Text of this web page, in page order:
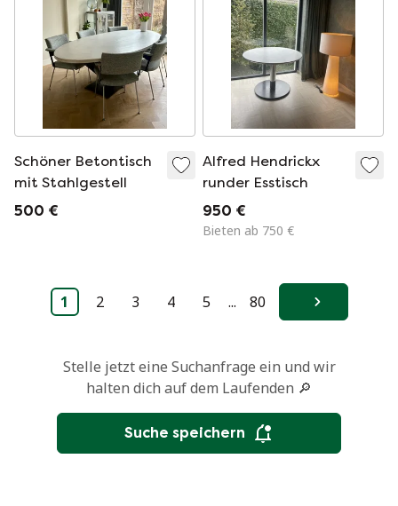
Schöner Betontisch
mit Stahlgestell
500 €
Alfred Hendrickx
runder Esstisch
950 €
Bieten ab 750 €
1 2 3 4 5 ... 80 Weiter
Stelle jetzt eine Suchanfrage ein und wir
halten dich auf dem Laufenden 🔎
Suche speichern